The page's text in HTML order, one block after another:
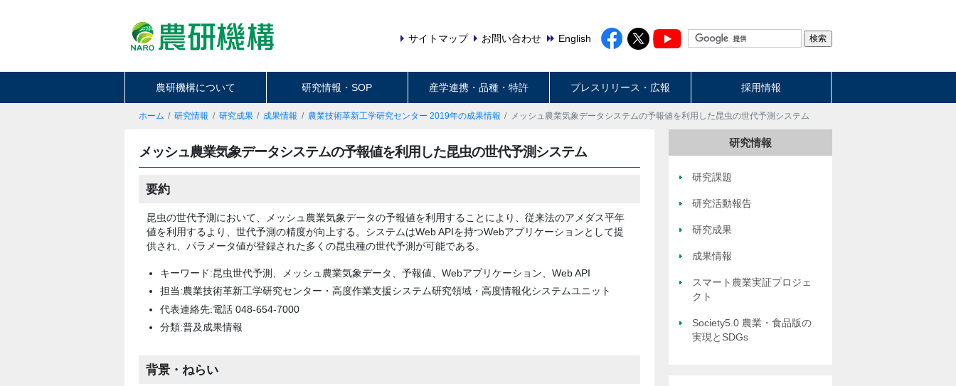
サイトマップ お問い合わせ English
農研機構について 研究情報・SOP 産学連携・品種・特許 プレスリリース・広報 採用情報
ホーム 研究情報 研究成果 成果情報 農業技術革新工学研究センター 2019年の成果情報 メッシュ農業気象データシステムの予報値を利用した昆虫の世代予測システム
メッシュ農業気象データシステムの予報値を利用した昆虫の世代予測システム
要約
昆虫の世代予測において、メッシュ農業気象データの予報値を利用することにより、従来法のアメダス平年
値を利用するより、世代予測の精度が向上する。システムはWeb APIを持つWebアプリケーションとして提
供され、パラメータ値が登録された多くの昆虫種の世代予測が可能である。
キーワード:昆虫世代予測、メッシュ農業気象データ、予報値、Webアプリケーション、Web API
担当:農業技術革新工学研究センター・高度作業支援システム研究領域・高度情報化システムユニット
代表連絡先:電話 048-654-7000
分類:普及成果情報
背景・ねらい
研究情報
研究課題
研究活動報告
研究成果
成果情報
スマート農業実証プロジェ
クト
Society5.0 農業・食品版の
実現とSDGs